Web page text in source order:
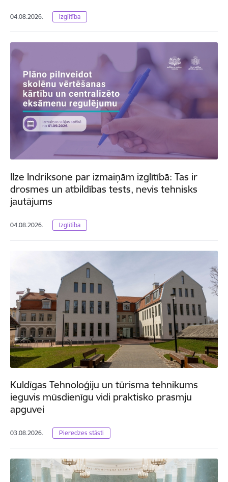
04.08.2026. Izglītība
Ilze Indriksone par izmaiņām izglītībā: Tas ir
drosmes un atbildības tests, nevis tehnisks
jautājums
04.08.2026. Izglītība
Kuldīgas Tehnoloģiju un tūrisma tehnikums
ieguvis mūsdienīgu vidi praktisko prasmju
apguvei
03.08.2026. Pieredzes stāsti